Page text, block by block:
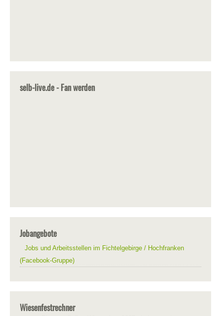
selb-live.de - Fan werden
Jobangebote
Jobs und Arbeitsstellen im Fichtelgebirge / Hochfranken
(Facebook-Gruppe)
Wiesenfestrechner